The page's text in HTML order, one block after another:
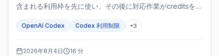
含まれる利用枠を先に使い、その後に対応作業がcreditsを消
OpenAI Codex Codex 利用制限 +3
2026年8月4日 16 分